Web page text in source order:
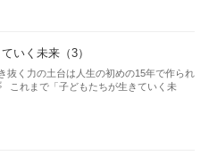
いく未来（3）
抜く力の土台は人生の初めの15年で作られ
まで「子どもたちが生きていく未